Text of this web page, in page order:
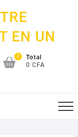
EN UN
0
Total
0 CFA